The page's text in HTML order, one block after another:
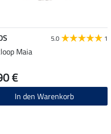
5.0 1
Maia
€
In den Warenkorb